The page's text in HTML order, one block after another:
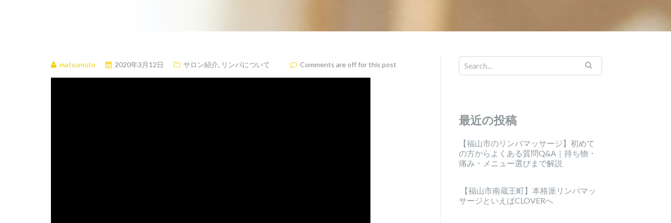
matsumoto 2020年3月12日 サロン紹介, リンパについて Comments are off for this post
最近の投稿
【福山市のリンパマッサージ】初めて
の方からよくある質問Q&A｜持ち物・
痛み・メニュー選びまで解説
【福山市南蔵王町】本格派リンパマッ
サージといえばCLOVERへ